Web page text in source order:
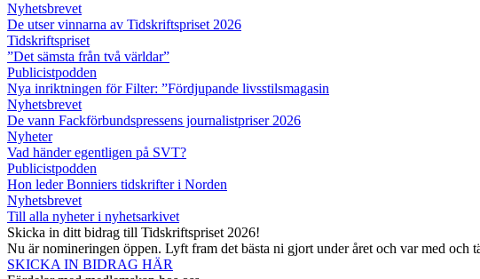
Nyhetsbrevet
De utser vinnarna av Tidskriftspriset 2026
Tidskriftspriset
”Det sämsta från två världar”
Publicistpodden
Nya inriktningen för Filter: ”Fördjupande livsstilsmagasin
Nyhetsbrevet
De vann Fackförbundspressens journalistpriser 2026
Nyheter
Vad händer egentligen på SVT?
Publicistpodden
Hon leder Bonniers tidskrifter i Norden
Nyhetsbrevet
Till alla nyheter i nyhetsarkivet
Skicka in ditt bidrag till Tidskriftspriset 2026!
Nu är nomineringen öppen. Lyft fram det bästa ni gjort under året och var med och
SKICKA IN BIDRAG HÄR